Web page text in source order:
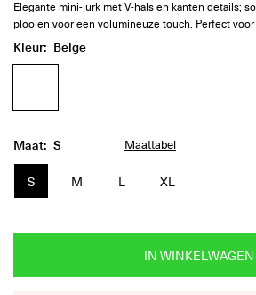
Elegante mini-jurk met V-hals en kanten details;
plooien voor een volumineuze touch. Perfect
Kleur: Beige
Maat: S Maattabel
S M L XL
IN WINKELWAGEN